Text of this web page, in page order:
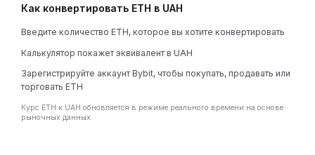
Как конвертировать ETH в UAH
Введите количество ETH, которое вы хотите конвертировать
Калькулятор покажет эквивалент в UAH
Зарегистрируйте аккаунт Bybit, чтобы покупать, продавать или
торговать ETH
Курс ETH к UAH обновляется в режиме реального времени на основе
рыночных данных.